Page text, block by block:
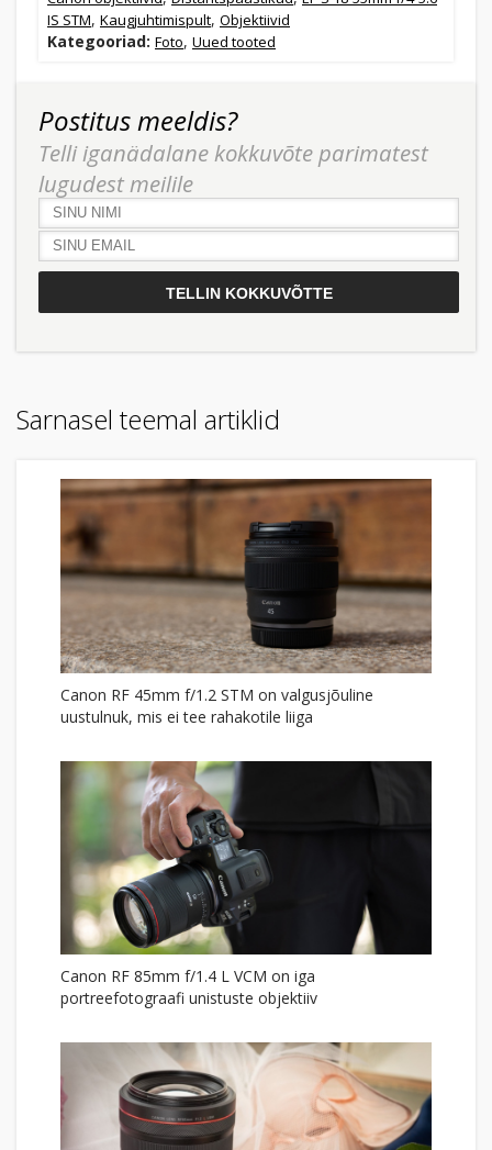
IS STM, Kaugjuhtimispult, Objektiivid
Kategooriad: Foto, Uued tooted
Postitus meeldis?
Telli iganädalane kokkuvõte parimatest
lugudest meilile
Sarnasel teemal artiklid
Canon RF 45mm f/1.2 STM on valgusjõuline
uustulnuk, mis ei tee rahakotile liiga
Canon RF 85mm f/1.4 L VCM on iga
portreefotograafi unistuste objektiiv